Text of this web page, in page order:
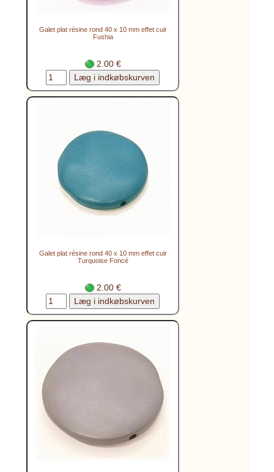
Galet plat résine rond 40 x 10 mm effet cuir
Fushia
2.00 €
Galet plat résine rond 40 x 10 mm effet cuir
Turquoise Foncé
2.00 €